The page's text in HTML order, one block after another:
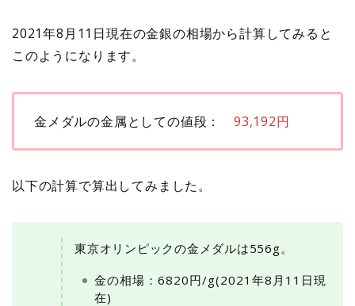
2021年8月11日現在の金銀の相場から計算してみると
このようになります。
金メダルの金属としての値段： 93,192円
以下の計算で算出してみました。
東京オリンピックの金メダルは556g。
金の相場：6820円/g(2021年8月11日現
在)